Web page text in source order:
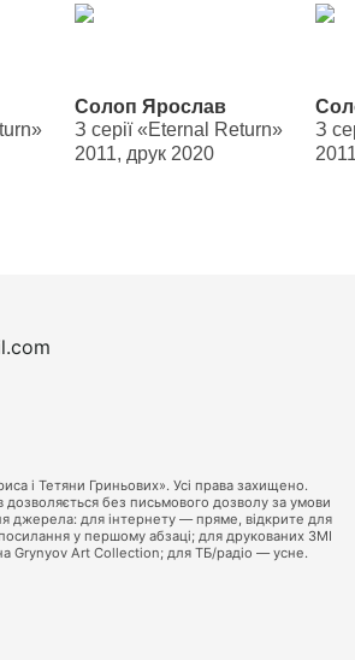
Солоп Ярослав
З серії «Eternal Return»
2011, друк 2020
З
і Тетяни Гриньових». Усі права захищено.
дозволяється без письмового дозволу за умови
джерела: для інтернету — пряме, відкрите для
у першому абзаці; для друкованих ЗМІ
Grynyov Art Collection; для ТБ/радіо — усне.